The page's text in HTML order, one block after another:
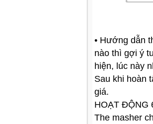
• Hướng dẫn
nào thì gợi ý
hiện, lúc này
Sau khi hoàn
giá.
HOẠT ĐỘNG
The masher